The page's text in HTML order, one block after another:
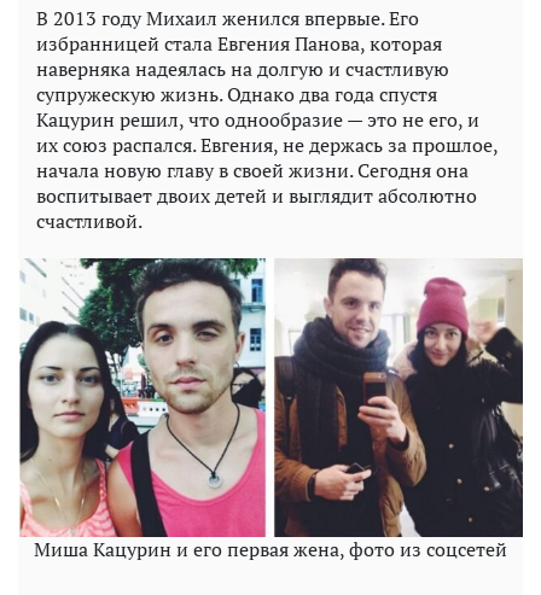
В 2013 году Михаил женился впервые. Его
избранницей стала Евгения Панова, которая
наверняка надеялась на долгую и счастливую
супружескую жизнь. Однако два года спустя
Кацурин решил, что однообразие — это не его, и
их союз распался. Евгения, не держась за прошлое,
начала новую главу в своей жизни. Сегодня она
воспитывает двоих детей и выглядит абсолютно
счастливой.
Миша Кацурин и его первая жена, фото из соцсетей